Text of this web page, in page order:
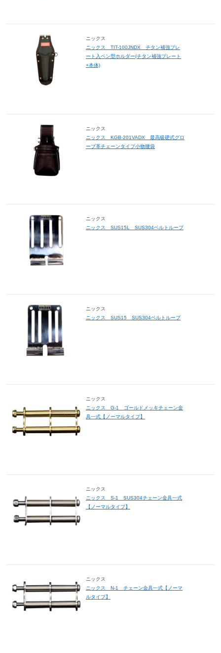
ニックス
ニックス TIT-100JNDX チタン補強プレ
ート入ペン型ホルダー(チタン補強プレート
+本体)
ニックス
ニックス KGB-201VADX 最高級硬式グロ
ーブ革チェーンタイプ小物腰袋
ニックス
ニックス SUS15L SUS304ベルトループ
ニックス
ニックス SUS15 SUS304ベルトループ
ニックス
ニックス G-1 ゴールドメッキチェーン金
具一式【ノーマルタイプ】
ニックス
ニックス S-1 SUS304チェーン金具一式
【ノーマルタイプ】
ニックス
ニックス N-1 チェーン金具一式【ノーマ
ルタイプ】